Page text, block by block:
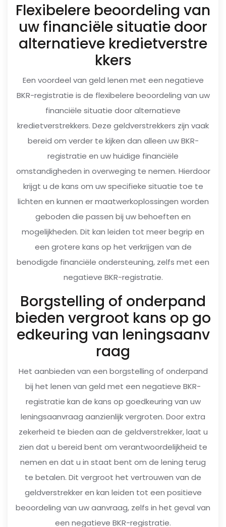
Flexibelere beoordeling van
uw financiële situatie door
alternatieve kredietverstre
kkers
Een voordeel van geld lenen met een negatieve
BKR-registratie is de flexibelere beoordeling van uw
financiële situatie door alternatieve
kredietverstrekkers. Deze geldverstrekkers zijn vaak
bereid om verder te kijken dan alleen uw BKR-
registratie en uw huidige financiële
omstandigheden in overweging te nemen. Hierdoor
krijgt u de kans om uw specifieke situatie toe te
lichten en kunnen er maatwerkoplossingen worden
geboden die passen bij uw behoeften en
mogelijkheden. Dit kan leiden tot meer begrip en
een grotere kans op het verkrijgen van de
benodigde financiële ondersteuning, zelfs met een
negatieve BKR-registratie.
Borgstelling of onderpand
bieden vergroot kans op go
edkeuring van leningsaanv
raag
Het aanbieden van een borgstelling of onderpand
bij het lenen van geld met een negatieve BKR-
registratie kan de kans op goedkeuring van uw
leningsaanvraag aanzienlijk vergroten. Door extra
zekerheid te bieden aan de geldverstrekker, laat u
zien dat u bereid bent om verantwoordelijkheid te
nemen en dat u in staat bent om de lening terug
te betalen. Dit vergroot het vertrouwen van de
geldverstrekker en kan leiden tot een positieve
beoordeling van uw aanvraag, zelfs in het geval van
een negatieve BKR-registratie.